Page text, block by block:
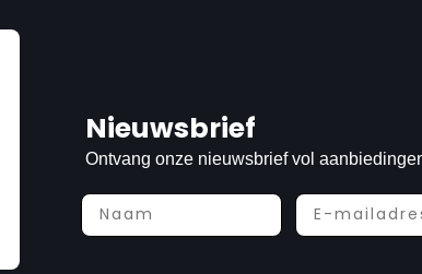
Nieuwsbrief
Ontvang onze nieuwsbrief vol